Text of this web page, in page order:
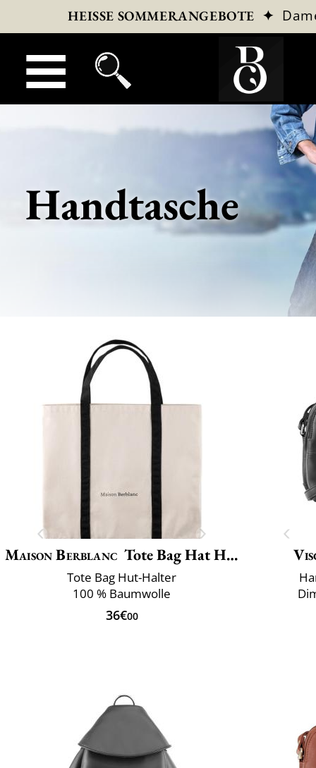
HEISSE SOMMERANGEBOTE ✦
Handtasche
Maison Berblanc Tote Bag Hat Holder
Tote Bag Hut-Halter
100 % Baumwolle
36€00